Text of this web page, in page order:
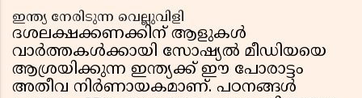
ഇന്ത്യ നേരിടുന്ന വെല്ലുവിളി
ദശലക്ഷക്കണക്കിന് ആളുകൾ
വാർത്തകൾക്കായി സോഷ്യൽ മീഡിയയെ
ആശ്രയിക്കുന്ന ഇന്ത്യക്ക് ഈ പോരാട്ടം
അതീവ നിർണായകമാണ്. പഠനങ്ങൾ